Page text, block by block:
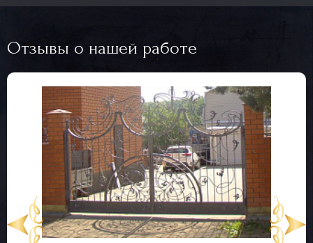
Отзывы о нашей работе